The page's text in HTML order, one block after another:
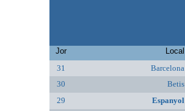
Jor Local
31
Barcelona
30
Betis
29
Espanyol